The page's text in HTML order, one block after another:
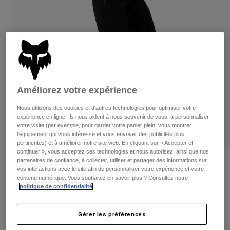
Shorts
Protections
Masques
Chaussettes
Gants
Vestes
Protections
Masques
Chaussettes
Sacs et accessoires
Pièces de rechange
Voir tout
Femme
Sweats et Pulls
Vestes
Pantalons
Chemises
Voir tout
Chaussettes
Voir tout
Casques
Maillots
Pantalons
Bottes
Protections
Gants
Pantalon Defend 3-Layer Water -
Femme
Améliorez votre expérience
Nous utilisons des cookies et d'autres technologies pour optimiser votre
expérience en ligne. Ils nous aident à nous souvenir de vous, à personnaliser
votre visite (par exemple, pour garder votre panier plein, vous montrer
l'équipement qui vous intéresse et vous envoyer des publicités plus
pertinentes) et à améliorer notre site web. En cliquant sur « Accepter et
continuer », vous acceptez ces technologies et nous autorisez, ainsi que nos
partenaires de confiance, à collecter, utiliser et partager des informations sur
vos interactions avec le site afin de personnaliser votre expérience et votre
contenu numérique. Vous souhaitez en savoir plus ? Consultez notre
politique de confidentialité
Gérer les préférences